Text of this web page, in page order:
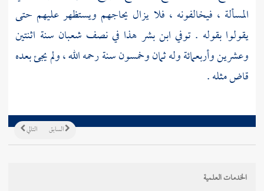
المسألة ، فيخالفونه ، فلا يزال يحاجهم ويستظهر عليهم حتى
يقولوا بقوله . توفي ابن بشر هذا في نصف شعبان سنة اثنتين
وعشرين وأربعمائة وله ثمان وخمسون سنة رحمه الله ، ولم يجئ بعده
قاض مثله .
التالي السابق
الخدمات العلمية